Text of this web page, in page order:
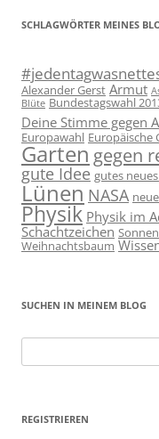
SCHLAGWÖRTER MEINES
Alexander Gerst Armut
Blüte Bundestagswahl
Deine Stimme gegen
Europawahl Europäische
Garten gegen
gute Idee gutes neues
Lünen NASA
Physik Physik im
Schachtzeichen
Weihnachtsbaum
SUCHEN IN MEINEM BLOG
nach:
REGISTRIEREN